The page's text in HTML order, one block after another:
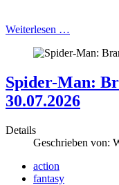
Weiterlesen …
Spider-Man:
30.07.2026
Details
Geschrieben von:
action
fantasy